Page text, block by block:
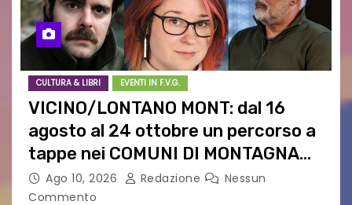
CULTURA & LIBRI EVENTI IN F.V.G.
VICINO/LONTANO MONT: dal 16
agosto al 24 ottobre un percorso a
tappe nei COMUNI DI MONTAGNA
DEL FVG
Ago 10, 2026 Redazione
Nessun
Commento